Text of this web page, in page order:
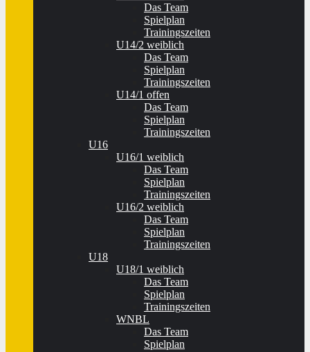
Das Team
Spielplan
Trainingszeiten
U14/2 weiblich
Das Team
Spielplan
Trainingszeiten
U14/1 offen
Das Team
Spielplan
Trainingszeiten
U16
U16/1 weiblich
Das Team
Spielplan
Trainingszeiten
U16/2 weiblich
Das Team
Spielplan
Trainingszeiten
U18
U18/1 weiblich
Das Team
Spielplan
Trainingszeiten
WNBL
Das Team
Spielplan